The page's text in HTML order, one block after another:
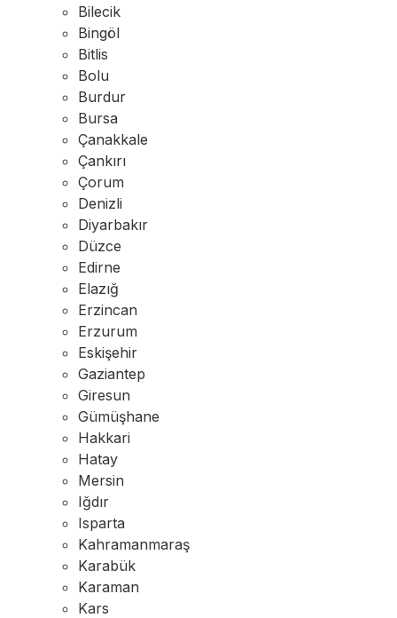
Bilecik
Bingöl
Bitlis
Bolu
Burdur
Bursa
Çanakkale
Çankırı
Çorum
Denizli
Diyarbakır
Düzce
Edirne
Elazığ
Erzincan
Erzurum
Eskişehir
Gaziantep
Giresun
Gümüşhane
Hakkari
Hatay
Mersin
Iğdır
Isparta
Kahramanmaraş
Karabük
Karaman
Kars